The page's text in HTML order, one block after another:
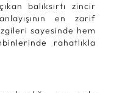
balıksırtı zincir
en zarif
sayesinde hem
rahatlıkla